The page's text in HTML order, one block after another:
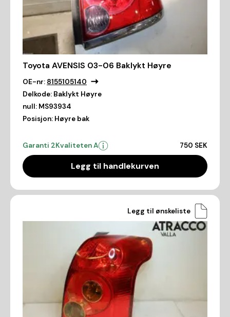
Toyota AVENSIS 03-06 Baklykt Høyre
OE-nr: 8155105140
Delkode: Baklykt Høyre
null: MS93934
Posisjon: Høyre bak
Garanti 2Kvaliteten A 750 SEK
Legg til handlekurven
Legg til ønskeliste